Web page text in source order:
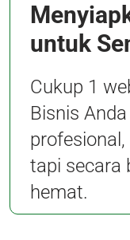
untuk
Cukup 1
Bisnis
tapi secara
hemat.